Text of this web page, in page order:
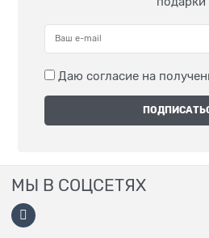
Даю согласие на
МЫ В СОЦСЕТЯХ